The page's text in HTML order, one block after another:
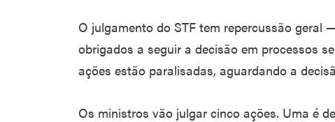
O julgamento do STF tem repercussão geral
obrigados a seguir a decisão em processos
ações estão paralisadas, aguardando a
Os ministros vão julgar cinco ações. Uma é